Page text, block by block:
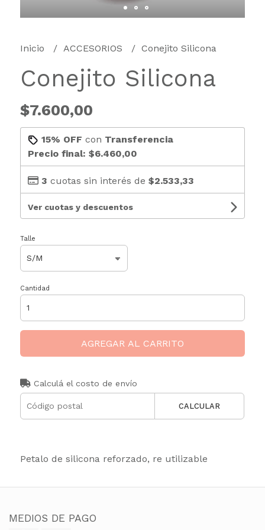
Inicio ACCESORIOS Conejito Silicona
Conejito Silicona
$7.600,00
15% OFF con Transferencia
Precio final: $6.460,00
3 cuotas sin interés de $2.533,33
Ver cuotas y descuentos
Talle
Cantidad
AGREGAR AL CARRITO
Calculá el costo de envío
CALCULAR
Petalo de silicona reforzado, re utilizable
MEDIOS DE PAGO